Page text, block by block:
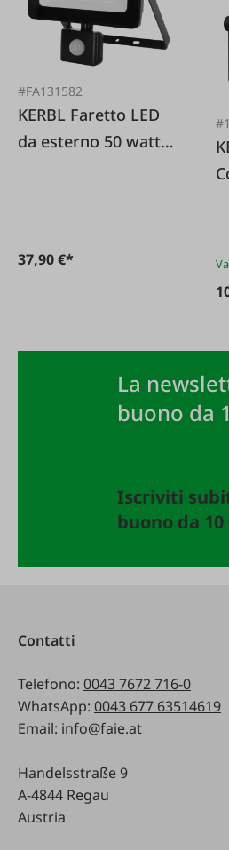
#FA131582
KERBL Faretto LED
da esterno 50 watt
37,90 €*
La
buono da
Iscriviti
buono da 10
Contatti
Telefono: 0043 7672 716-0
WhatsApp: 0043 677 63514619
Email: info@faie.at
Handelsstraße 9
A-4844 Regau
Austria